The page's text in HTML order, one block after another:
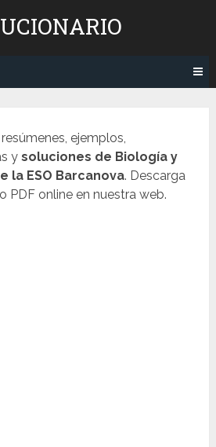
ejemplos,
ysoluciones de Biología y
la ESO Barcanova. Descarga
PDF online en nuestra web.